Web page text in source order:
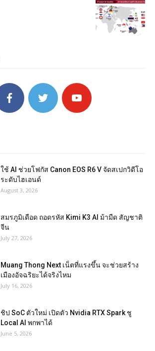
ใช้ AI ช่วยโฟกัส Canon EOS R6 V จัดสเปกวิดีโอ
ระดับไฮเอนด์
August 3, 2026
สมรภูมิเดือด ถอดรหัส Kimi K3 AI ม้ามืด สัญชาติ
จีน
July 27, 2026
Muang Thong Next เน็ตที่แรงขึ้น จะช่วยสร้าง
เมืองอัจฉริยะได้จริงไหม
July 16, 2026
ชิป SoC ตัวใหม่ เปิดตัว Nvidia RTX Spark ชู
Local AI พกพาได้
June 5, 2026